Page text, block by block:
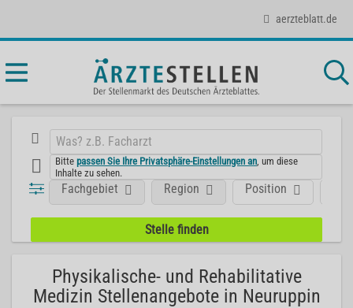
aerzteblatt.de
Bittepassen Sie Ihre Privatsphäre-Einstellungen an , um diese
Inhalte zu sehen.
Position
Fachgebiet Region
Physikalische- und Rehabilitative
Medizin Stellenangebote in Neuruppin